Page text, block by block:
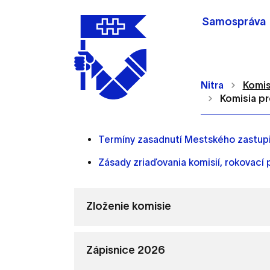
Samospráva
Nitra
Komisia
Termíny zasadnutí Mestského
Zásady zriaďovania komisií,
Zloženie komisie
Zápisnice 2026